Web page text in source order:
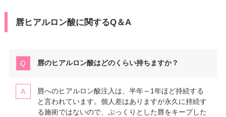
唇ヒアルロン酸に関するQ＆A
唇のヒアルロン酸はどのくらい持ちますか？
唇へのヒアルロン酸注入は、半年～1年ほど持続する
と言われています。個人差はありますが永久に持続す
る施術ではないので、ぷっくりとした唇をキープした